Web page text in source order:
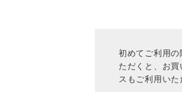
初めてご利用
ただくと、お
スもご利用いた